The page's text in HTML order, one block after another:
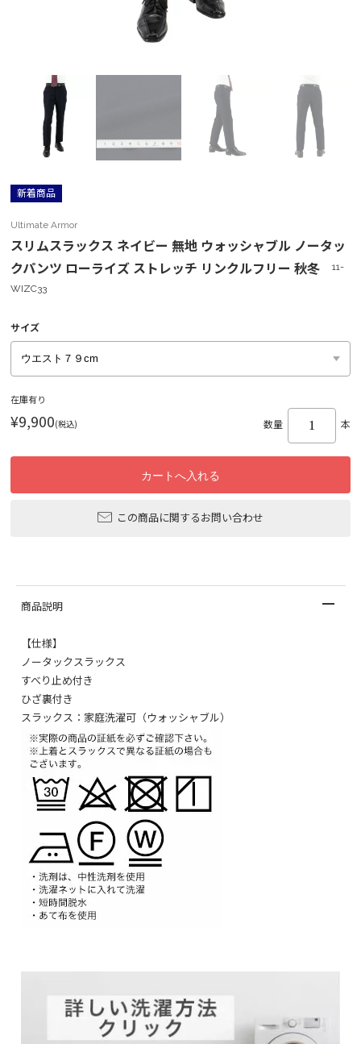
新着商品
Ultimate Armor
スリムスラックス ネイビー 無地 ウォッシャブル ノータッ
クパンツ ローライズ ストレッチ リンクルフリー 秋冬
11-
WIZC33
サイズ
在庫有り
¥9,900(税込) 数量 本
この商品に関するお問い合わせ
商品説明
【仕様】
ノータックスラックス
すべり止め付き
ひざ裏付き
スラックス：家庭洗濯可（ウォッシャブル）